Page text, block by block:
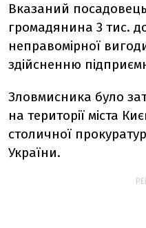
Вказаний
громадянина 3 тис.
неправомірної
здійсненню
Зловмисника було
на території міста
столичної
України.